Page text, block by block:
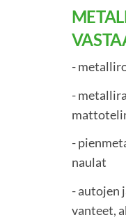
-
-
-
naulat
- autojen
vanteet,